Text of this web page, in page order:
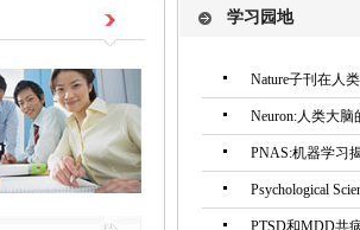
学习园地
Nature子刊在人
Neuron:人类大脑
PNAS:机器学习
Psychological
PTSD和MDD共